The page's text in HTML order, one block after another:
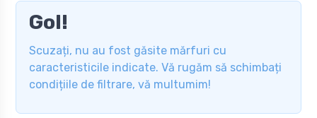
Gol!
Scuzați, nu au fost găsite mărfuri cu
caracteristicile indicate. Vă rugăm să schimbați
condițiile de filtrare, vă multumim!